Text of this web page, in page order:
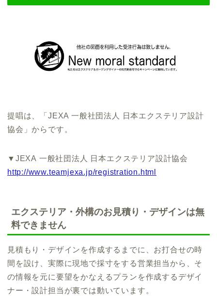
提唱は、「JEXA 一般社団法人 日本エクステリア設計
協会」からです。
▼JEXA 一般社団法人 日本エクステリア設計協会
http://www.teamjexa.jp/registration.html
エクステリア・外構のお見積り・デザインは無
料できません
見積もり・デザインを作成するまでに、お打合せの時
間を設け、実際に現地で採寸をする営業担当から、そ
の情報を元に要望をかなえるプランを作成するデザイ
ナー・設計担当が裏では動いています。